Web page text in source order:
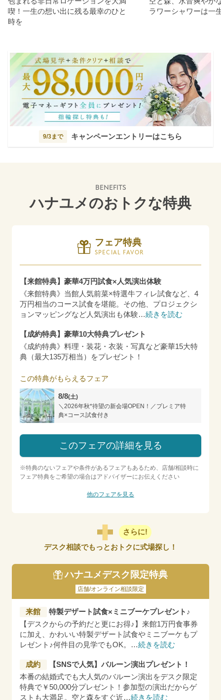
喫！一生の想い出に残る最幸のひと
時を
ラワーシャワーは一
9/3まで キャンペーンエントリーはこちら
BENEFITS
ハナユメのおトクな特典
フェア特典
SPECIAL FAVOR
【来館特典】豪華4万円試食×人気演出体験
《来館特典》当館人気前菜×特選牛フィレ試食など、4
万円相当のコース試食を堪能。その他、プロジェクシ
ョンマッピングなど人気演出も体験…続きを読む
【成約特典】豪華10大特典プレゼント
《成約特典》料理・装花・衣装・写真など豪華15大特
典（最大135万相当）をプレゼント！
この特典がもらえるフェア
8/8(土)
＼2026年秋*待望の新会場OPEN！／プレミア特
典×コース試食付き
このフェアの詳細を見る
※特典のないフェアや条件があるフェアもあるため、店舗/相談時に
フェア特典をご希望の場合はアドバイザーにお伝えください
他のフェアを見る
さらに!
デスク相談でもっとおトクに式場探し！
ハナユメデスク限定特典
店舗/オンライン相談限定
来館
特製デザート試食×ミニブーケプレゼント♪
【デスクからの予約だと更にお得♪】来館1万円食事券
に加え、かわいい特製デザート試食やミニブーケもプ
レゼント♪何件目の見学でもOK。
…続きを読む
成約
【SNSで人気】バルーン演出プレゼント！
本番の結婚式でも大人気のバルーン演出をデスク限定
特典で￥50,000分プレゼント！参加型の演出だからゲ
ストも大満足。空と森をすぐ近…続きを読む